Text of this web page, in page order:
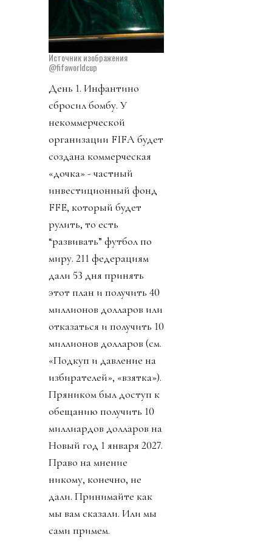
Источник изображения
@fifaworldcup
День 1. Инфантино
сбросил бомбу. У
некоммерческой
организации FIFA будет
создана коммерческая
«дочка» - частный
инвестиционный фонд
FFE, который будет
рулить, то есть
“развивать” футбол по
миру. 211 федерациям
дали 53 дня принять
этот план и получить 40
миллионов долларов или
отказаться и получить 10
миллионов долларов (см.
«Подкуп и давление на
избирателей», «взятка»).
Пряником был доступ к
обещанию получить 10
миллиардов долларов на
Новый год 1 января 2027.
Право на мнение
никому, конечно, не
дали. Принимайте как
мы вам сказали. Или мы
сами примем.